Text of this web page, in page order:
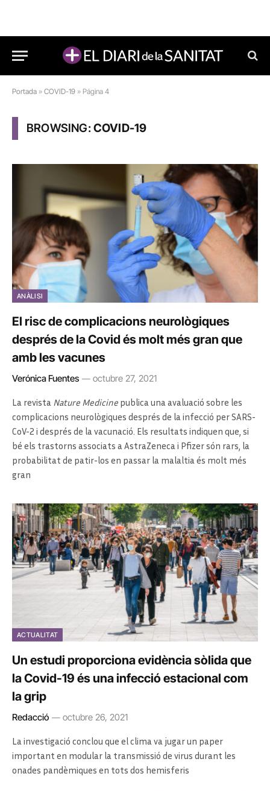
Portada » COVID-19 » Página 4
BROWSING:COVID-19
ANÀLISI
El risc de complicacions neurològiques
després de la Covid és molt més gran que
amb les vacunes
Verónica Fuentes octubre 27, 2021
La revista Nature Medicine publica una avaluació sobre les
complicacions neurològiques després de la infecció per SARS-
CoV-2 i després de la vacunació. Els resultats indiquen que, si
bé els trastorns associats a AstraZeneca i Pfizer són rars, la
probabilitat de patir-los en passar la malaltia és molt més
gran
ACTUALITAT
Un estudi proporciona evidència sòlida que
la Covid-19 és una infecció estacional com
la grip
Redacció octubre 26, 2021
La investigació conclou que el clima va jugar un paper
important en modular la transmissió de virus durant les
onades pandèmiques en tots dos hemisferis